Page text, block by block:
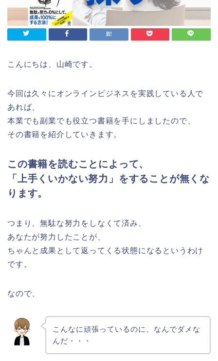
こんにちは、山崎です。
今回は久々にオンラインビジネスを実践している人で
あれば、
本業でも副業でも役立つ書籍を手にしましたので、
その書籍を紹介していきます。
この書籍を読むことによって、
「上手くいかない努力」をすることが無くな
ります。
つまり、無駄な努力をしなくて済み、
あなたが努力したことが、
ちゃんと成果として返ってくる状態になるというわけ
です。
なので、
こんなに頑張っているのに、なんでダメな
んだ・・・